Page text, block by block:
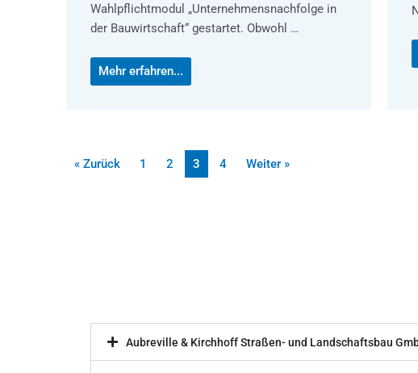
Wahlpflichtmodul „Unternehmensnachfolge in
der Bauwirtschaft“ gestartet. Obwohl …
Mehr erfahren...
« Zurück 1 2 3 4 Weiter »
Aubreville & Kirchhoff Straßen- und Landschaftsbau